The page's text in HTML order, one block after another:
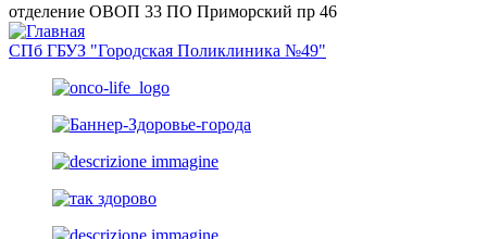
отделение ОВОП 33 ПО Приморский пр 46
СПб ГБУЗ "Городская Поликлиника №49"